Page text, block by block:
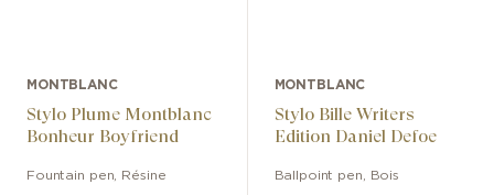
MONTBLANC
Stylo Plume Montblanc
Bonheur Boyfriend
Fountain pen Résine
MONTBLANC
Stylo Bille Writers
Edition Daniel Defoe
Ballpoint pen Bois